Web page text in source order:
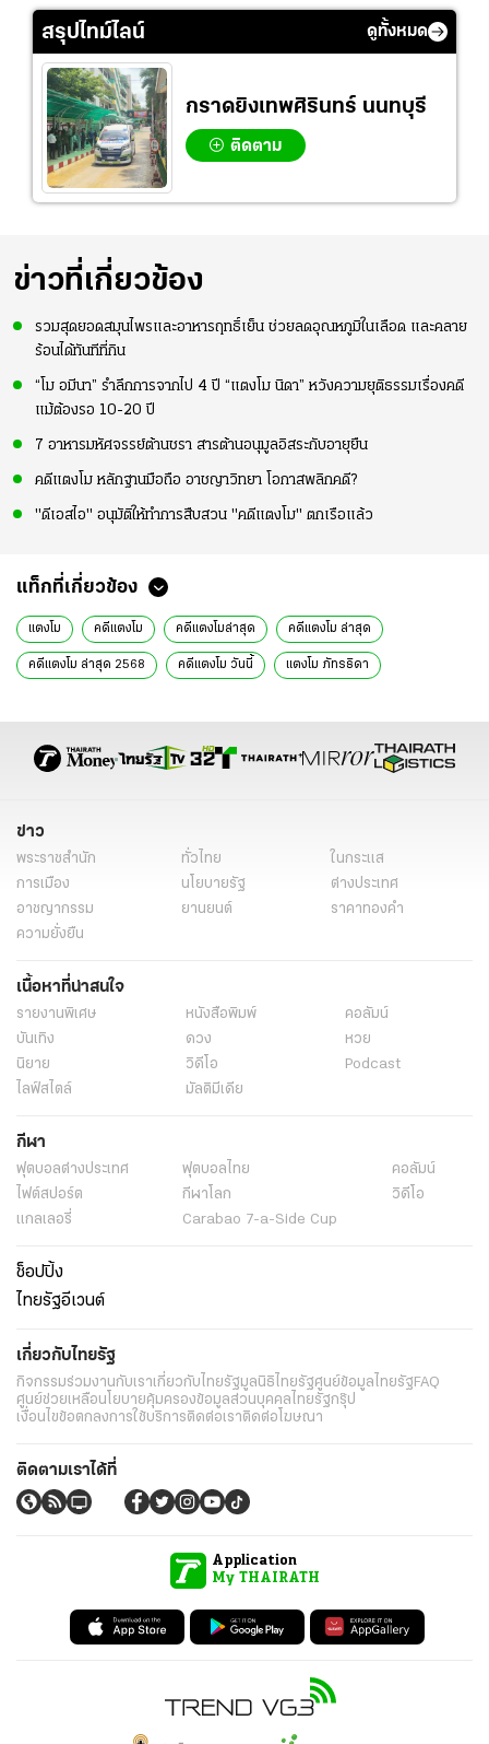
สรุปไทม์ไลน์ ดูทั้งหมด
กราดยิงเทพศิรินทร์ นนทบุรี
ติดตาม
ข่าวที่เกี่ยวข้อง
รวมสุดยอดสมุนไพรและอาหารฤทธิ์เย็น ช่วยลดอุณหภูมิในเลือด และคลาย
ร้อนได้ทันทีที่กิน
“โม อมีนา” รำลึกการจากไป 4 ปี “แตงโม นิดา” หวังความยุติธรรมเรื่องคดี
แม้ต้องรอ 10-20 ปี
7 อาหารมหัศจรรย์ต้านชรา สารต้านอนุมูลอิสระกับอายุยืน
คดีแตงโม หลักฐานมือถือ อาชญาวิทยา โอกาสพลิกคดี?
"ดีเอสไอ" อนุมัติให้ทำการสืบสวน "คดีแตงโม" ตกเรือแล้ว
แท็กที่เกี่ยวข้อง
แตงโม คดีแตงโม คดีแตงโมล่าสุด คดีแตงโม ล่าสุด
คดีแตงโม ล่าสุด 2568 คดีแตงโม วันนี้ แตงโม ภัทรธิดา
ข่าว
พระราชสำนัก ทั่วไทย
ในกระแส
การเมือง
นโยบายรัฐ
ต่างประเทศ
อาชญากรรม
ยานยนต์
ราคาทองคำ
ความยั่งยืน
เนื้อหาที่น่าสนใจ
รายงานพิเศษ หนังสือพิมพ์
คอลัมน์
บันเทิง
ดวง
หวย
นิยาย
วิดีโอ
Podcast
ไลฟ์สไตล์
มัลติมีเดีย
กีฬา
ฟุตบอลต่่างประเทศ ฟุตบอลไทย
คอลัมน์
ไฟต์สปอร์ต
กีฬาโลก
วิดีโอ
แกลเลอรี่
Carabao 7-a-Side Cup
ช็อปปิ้ง
ไทยรัฐอีเวนต์
เกี่ยวกับไทยรัฐ
กิจกรรมร่วมงานกับเราเกี่ยวกับไทยรัฐมูลนิธิไทยรัฐศูนย์ข้อมูลไทยรัฐFAQ
ศูนย์ช่วยเหลือนโยบายคุ้มครองข้อมูลส่วนบุคคลไทยรัฐกรุ๊ป
เงื่อนไขข้อตกลงการใช้บริการติดต่อเราติดต่อโฆษณา
ติดตามเราได้ที่
Application
My THAIRATH